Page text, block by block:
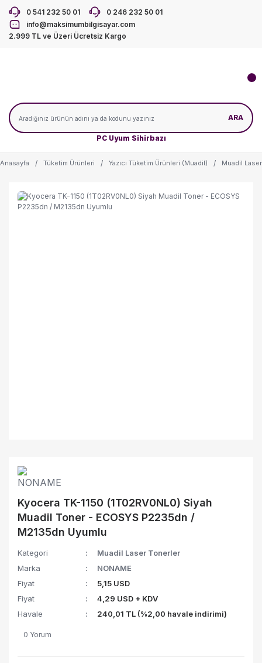
0 541 232 50 01
0 246 232 50 01
info@maksimumbilgisayar.com
2.999 TL ve Üzeri Ücretsiz Kargo
PC Uyum Sihirbazı
ARA
Anasayfa Tüketim Ürünleri Yazıcı Tüketim Ürünleri (Muadil) Muadil
Kyocera TK-1150 (1T02RV0NL0) Siyah
Muadil Toner - ECOSYS P2235dn /
M2135dn Uyumlu
Kategori
Muadil Laser Tonerler
Marka
NONAME
Fiyat
5,15 USD
Fiyat
4,29 USD + KDV
Havale
240,01 TL (%2,00 havale indirimi)
0 Yorum